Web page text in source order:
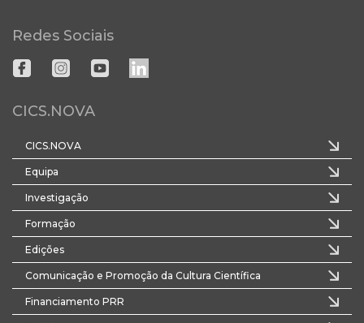
Redes Sociais
CICS.NOVA
CICS.NOVA
Equipa
Investigação
Formação
Edições
Comunicação e Promoção da Cultura Científica
Financiamento PRR